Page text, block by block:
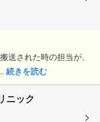
送された時の担当が、
続きを読む
ニック